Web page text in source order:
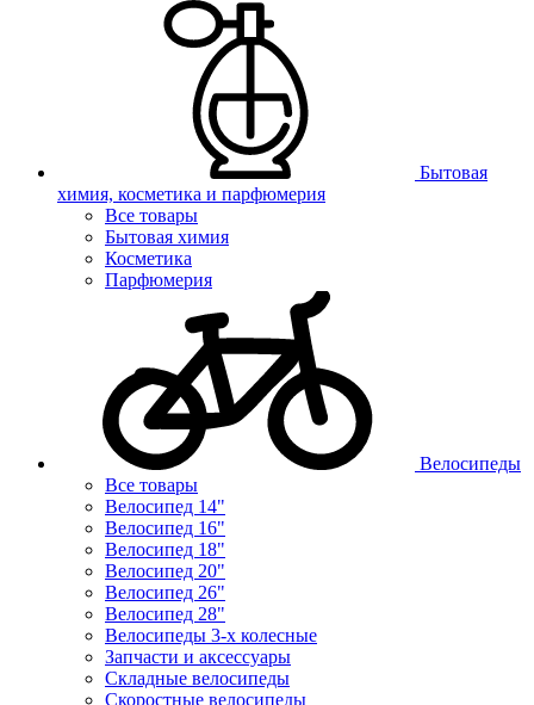
Бытовая
химия, косметика и парфюмерия
Все товары
Бытовая химия
Косметика
Парфюмерия
Велосипеды
Все товары
Велосипед 14"
Велосипед 16"
Велосипед 18"
Велосипед 20"
Велосипед 26"
Велосипед 28"
Велосипеды 3-х колесные
Запчасти и аксессуары
Складные велосипеды
Скоростные велосипеды